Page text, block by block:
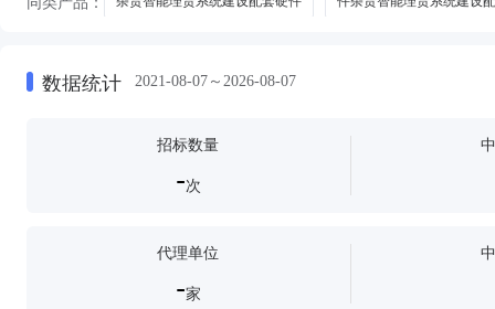
数据统计 2021-08-07～2026-08-07
招标数量
-次
代理单位
-家